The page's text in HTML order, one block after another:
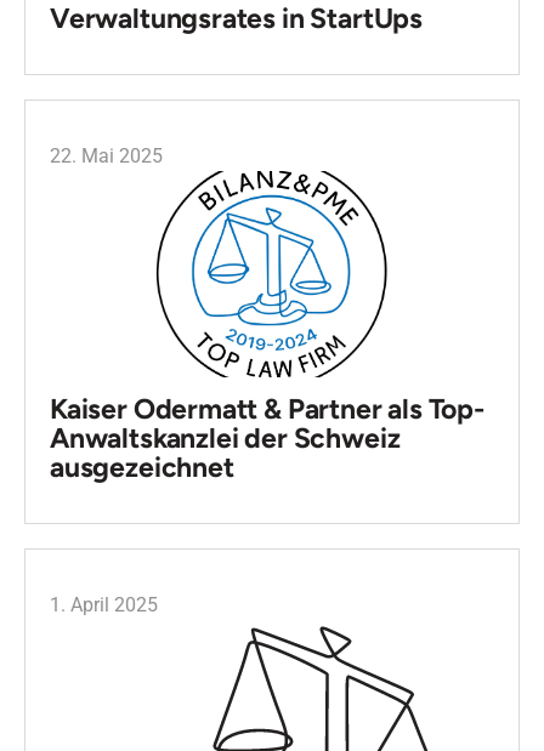
Verwaltungsrates in StartUps
22. Mai 2025
Kaiser Odermatt & Partner als Top-
Anwaltskanzlei der Schweiz
ausgezeichnet
1. April 2025